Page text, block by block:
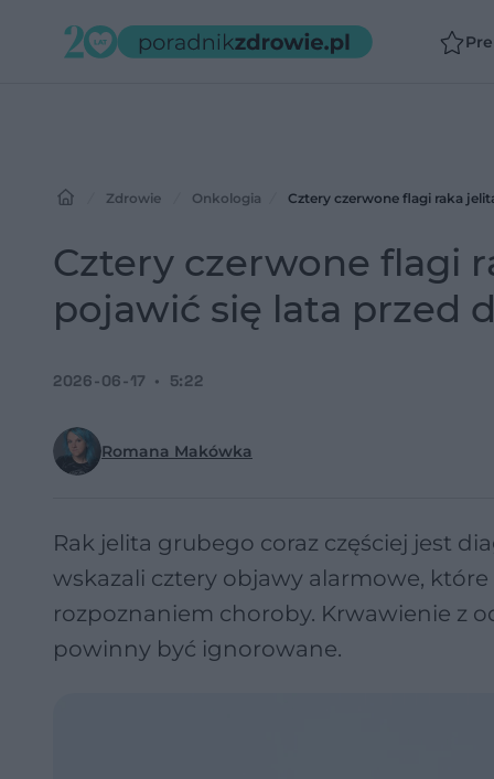
Zdrowie Onkologia Cztery czerwone flagi raka
Cztery czerwone flagi
pojawić się lata przed
Romana Makówka
2026-06-17 5:22
Rak jelita grubego coraz częściej jest
wskazali cztery objawy alarmowe,
rozpoznaniem choroby. Krwawienie z
powinny być ignorowane.